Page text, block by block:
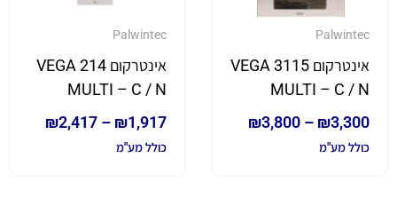
Palwintec
אינטרקום VEGA 3115
MULTI – C / N
₪3,300
–
₪3,800
כולל מע"מ
Palwintec
אינטרקום VEGA 214
MULTI – C / N
₪1,917
–
₪2,417
כולל מע"מ